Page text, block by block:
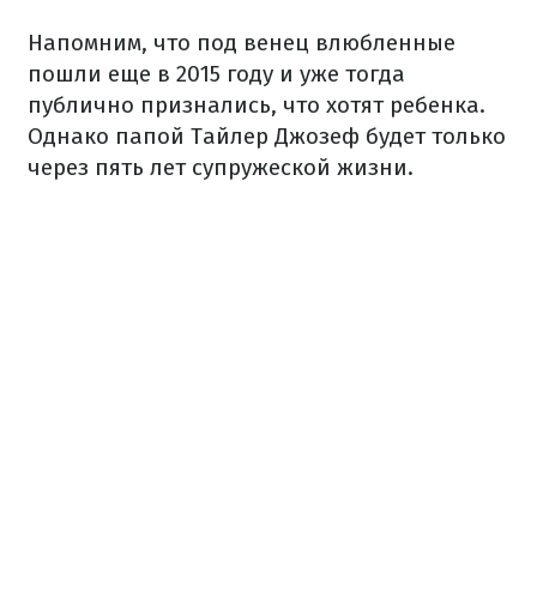
Напомним, что под венец влюбленные
пошли еще в 2015 году и уже тогда
публично признались, что хотят ребенка.
Однако папой Тайлер Джозеф будет только
через пять лет супружеской жизни.